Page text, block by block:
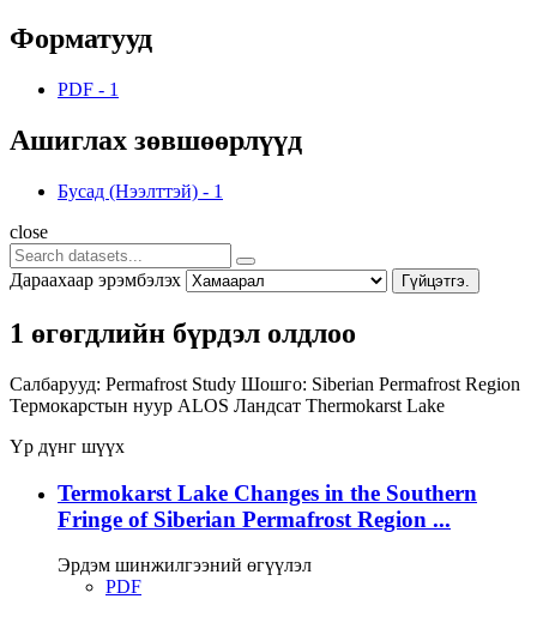
Форматууд
PDF - 1
Ашиглах зөвшөөрлүүд
Бусад (Нээлттэй) - 1
close
Дараахаар эрэмбэлэх Гүйцэтгэ.
1 өгөгдлийн бүрдэл олдлоо
Салбарууд: Permafrost Study Шошго: Siberian Permafrost Region
Термокарстын нуур ALOS Ландсат Thermokarst Lake
Үр дүнг шүүх
Termokarst Lake Changes in the Southern
Fringe of Siberian Permafrost Region ...
Эрдэм шинжилгээний өгүүлэл
PDF